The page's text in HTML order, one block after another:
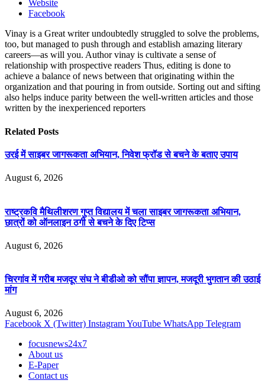
Website
Facebook
Vinay is a Great writer undoubtedly struggled to solve the problems,
too, but managed to push through and establish amazing literary
careers—as will you. Author vinay is cultivate a sense of
relationship with prospective readers Thus, editing is done to
achieve a balance of news between that originating within the
organization and that pouring in from outside. Sorting out and sifting
also helps induce parity between the well-written articles and those
written by the inexperienced reporters
Related Posts
उरई में साइबर जागरूकता अभियान, निवेश फ्रॉड से बचने के बताए उपाय
August 6, 2026
राष्ट्रकवि मैथिलीशरण गुप्त विद्यालय में चला साइबर जागरूकता अभियान,
छात्रों को ऑनलाइन ठगी से बचने के दिए टिप्स
August 6, 2026
चिरगांव में गरीब मजदूर संघ ने बीडीओ को सौंपा ज्ञापन, मजदूरी भुगतान की उठाई
मांग
August 6, 2026
Facebook X (Twitter) InstagramYouTube WhatsApp Telegram
focusnews24x7
About us
E-Paper
Contact us